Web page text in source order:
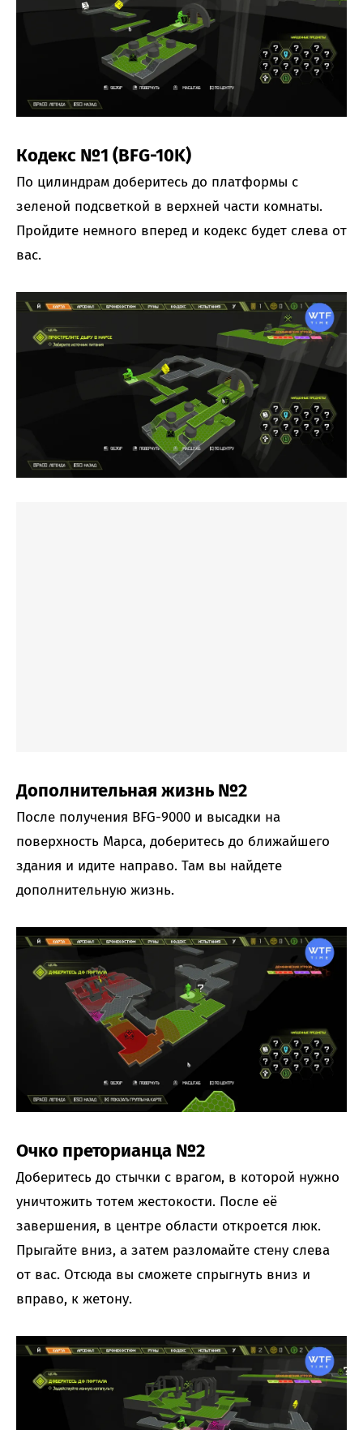
Кодекс №1 (BFG-10K)
По цилиндрам доберитесь до платформы с
зеленой подсветкой в верхней части комнаты.
Пройдите немного вперед и кодекс будет слева от
вас.
Дополнительная жизнь №2
После получения BFG-9000 и высадки на
поверхность Марса, доберитесь до ближайшего
здания и идите направо. Там вы найдете
дополнительную жизнь.
Очко преторианца №2
Доберитесь до стычки с врагом, в которой нужно
уничтожить тотем жестокости. После её
завершения, в центре области откроется люк.
Прыгайте вниз, а затем разломайте стену слева
от вас. Отсюда вы сможете спрыгнуть вниз и
вправо, к жетону.